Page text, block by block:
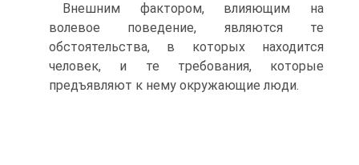
Внешним фактором, влияющим на
волевое поведение, являются те
обстоятельства, в которых находится
человек, и те требования, которые
предъявляют к нему окружающие люди.